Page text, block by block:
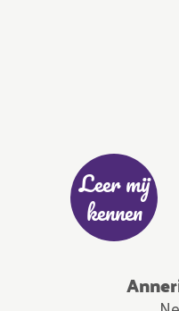
Leer mij
kennen